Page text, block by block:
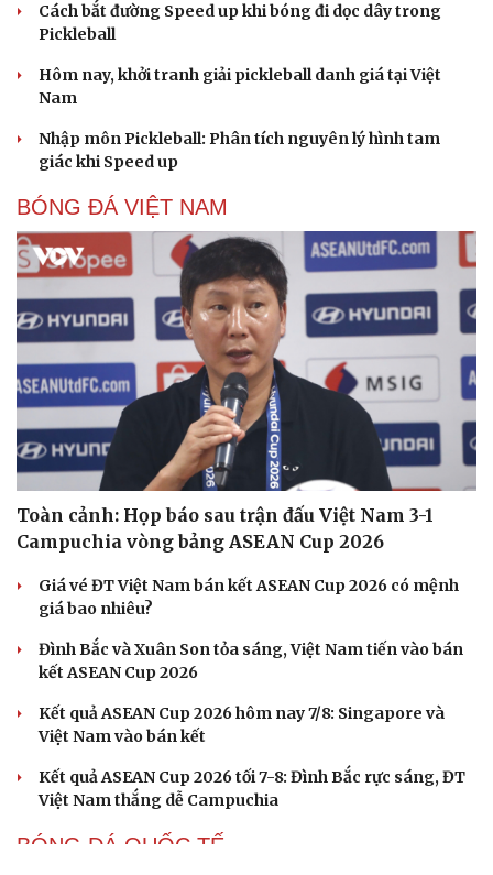
Cách bắt đường Speed up khi bóng đi dọc dây trong
Pickleball
Hôm nay, khởi tranh giải pickleball danh giá tại Việt
Nam
Nhập môn Pickleball: Phân tích nguyên lý hình tam
giác khi Speed up
BÓNG ĐÁ VIỆT NAM
Toàn cảnh: Họp báo sau trận đấu Việt Nam 3-1
Campuchia vòng bảng ASEAN Cup 2026
Giá vé ĐT Việt Nam bán kết ASEAN Cup 2026 có mệnh
giá bao nhiêu?
Đình Bắc và Xuân Son tỏa sáng, Việt Nam tiến vào bán
kết ASEAN Cup 2026
Kết quả ASEAN Cup 2026 hôm nay 7/8: Singapore và
Việt Nam vào bán kết
Kết quả ASEAN Cup 2026 tối 7-8: Đình Bắc rực sáng, ĐT
Việt Nam thắng dễ Campuchia
BÓNG ĐÁ QUỐC TẾ